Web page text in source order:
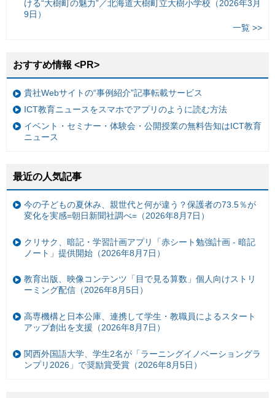
ける“大樹町の魅力”／北海道大樹町立大樹小学校（2026年3月
9日）
一覧 >>
おすすめ情報 <PR>
貴社Webサイトの“事例紹介”記事転載サービス
ICT教育ニュースをスマホでアプリのように読む方法
イベント・セミナー・体験会・公開授業の無料告知はICT教育
ニュース
最近の人気記事
今の子どもの夏休み、親世代と何が違う？保護者の73.5％が
変化を実感=朝日新聞社調べ=（2026年8月7日）
クリサク、暗記・学習計画アプリ「赤シート勉強計画 - 暗記
ノート」提供開始（2026年8月7日）
教育出版、映像コンテンツ「目で見る算数」個人向けストリ
ーミング配信（2026年8月5日）
高専機構と日本公庫、連携して学生・教職員によるスタート
アップ創出を支援（2026年8月7日）
関西外国語大学、学生2名が「ラーニングイノベーショングラ
ンプリ2026」で奨励賞受賞（2026年8月5日）